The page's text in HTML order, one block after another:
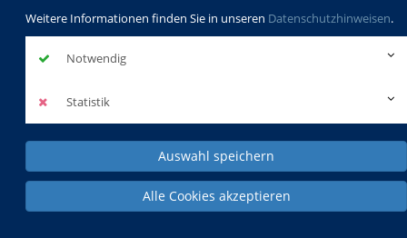
Weitere Informationen finden Sie in unseren Datenschutzhinweisen.
Notwendig
Statistik
Auswahl speichern
Alle Cookies akzeptieren